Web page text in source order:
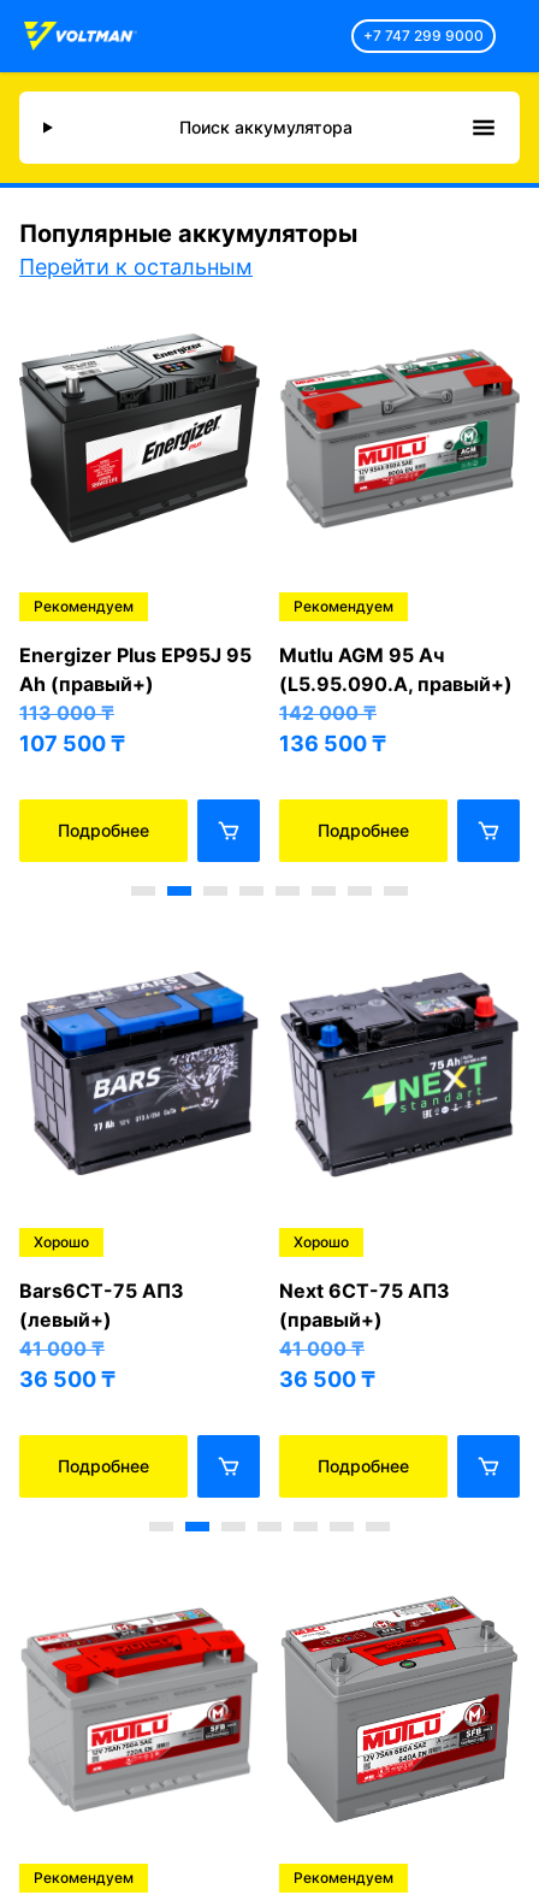
+7 747 299 9000
Поиск аккумулятора
Популярные аккумуляторы
Перейти к остальным
Рекомендуем
Energizer Plus EP95J 95
Ah (правый+)
113 000₸
107 500₸
Подробнее
Рекомендуем
Mutlu AGM 95 Ач
(L5.95.090.A, правый+)
142 000₸
136 500₸
Подробнее
Хорошо
Bars6СТ-75 АПЗ
(левый+)
41 000₸
36 500₸
Подробнее
Хорошо
Next 6СТ-75 АПЗ
(правый+)
41 000₸
36 500₸
Подробнее
Рекомендуем Рекомендуем